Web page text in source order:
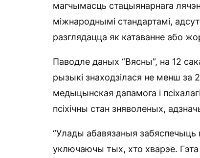
магчымасць стацыянарнага
міжнароднымі стандартамі,
разглядацца як катаванне або
Паводле даных “Вясны”, на 12
рызыкі знаходзілася не менш за
медыцынская дапамога і
псіхічны стан зняволеных,
“Улады абавязаныя забяспечыць
уключаючы тых, хто хварэе.